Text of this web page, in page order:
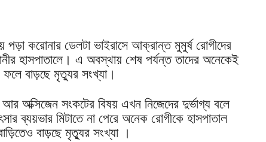
পড়া করোনার ডেলটা ভাইরাসে আক্রান্ত মুমুর্ষ রোগীদের
হাসপাতালে। এ অবস্থায় শেষ পর্যন্ত তাদের অনেকেই
ফলে বাড়ছে মৃত্যুর সংখ্যা।
অক্সিজেন সংকটের বিষয় এখন নিজেদের দুর্ভাগ্য বলে
ব্যয়ভার মিটাতে না পেরে অনেক রোগীকে হাসপাতাল
বাড়ছে মৃত্যুর সংখ্যা ।